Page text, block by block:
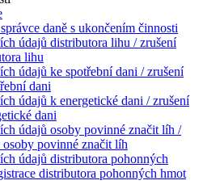
daně s ukončením činnosti
údajů distributora lihu / zrušení
lihu
údajů ke spotřební dani / zrušení
dani
údajů k energetické dani / zrušení
dani
údajů osoby povinné značit líh /
osoby povinné značit líh
údajů distributora pohonných
distributora pohonných hmot